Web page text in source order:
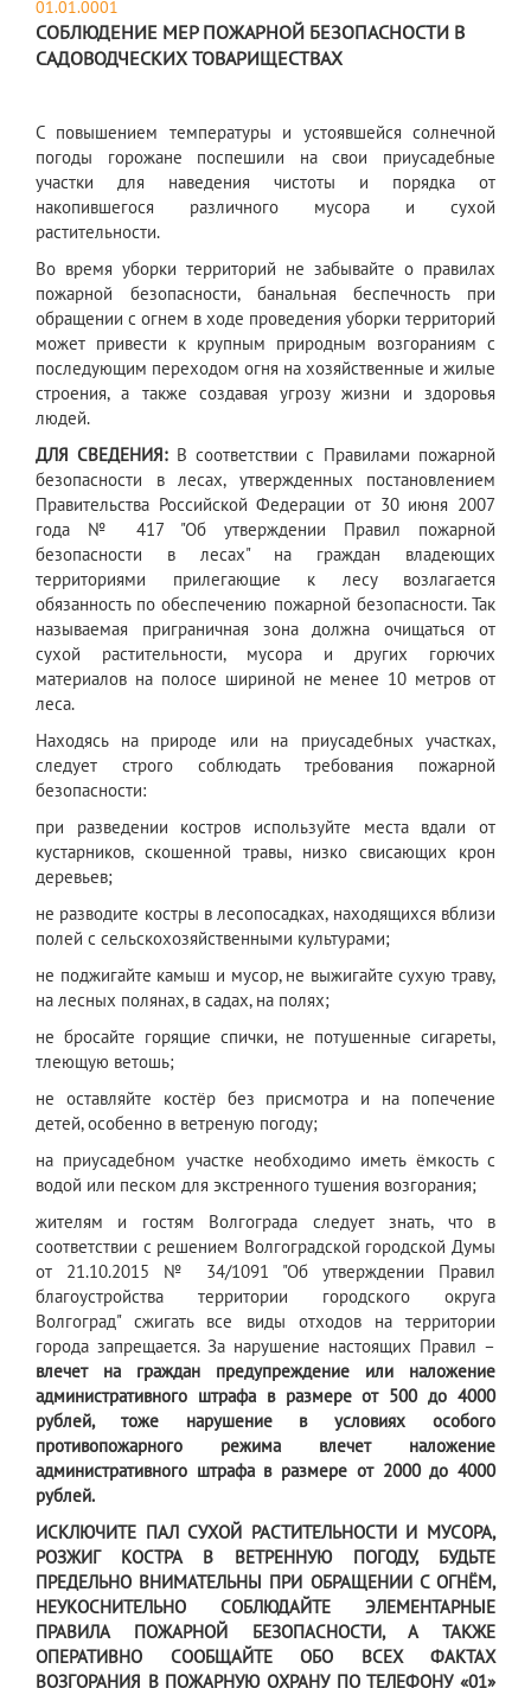
01.01.0001
СОБЛЮДЕНИЕ МЕР ПОЖАРНОЙ БЕЗОПАСНОСТИ В
САДОВОДЧЕСКИХ ТОВАРИЩЕСТВАХ
С повышением температуры и устоявшейся солнечной
погоды горожане поспешили на свои приусадебные
участки для наведения чистоты и порядка от
накопившегося различного мусора и сухой
растительности.
Во время уборки территорий не забывайте о правилах
пожарной безопасности, банальная беспечность при
обращении с огнем в ходе проведения уборки территорий
может привести к крупным природным возгораниям с
последующим переходом огня на хозяйственные и жилые
строения, а также создавая угрозу жизни и здоровья
людей.
ДЛЯ СВЕДЕНИЯ: В соответствии с Правилами пожарной
безопасности в лесах, утвержденных постановлением
Правительства Российской Федерации от 30 июня 2007
года № 417 "Об утверждении Правил пожарной
безопасности в лесах" на граждан владеющих
территориями прилегающие к лесу возлагается
обязанность по обеспечению пожарной безопасности. Так
называемая приграничная зона должна очищаться от
сухой растительности, мусора и других горючих
материалов на полосе шириной не менее 10 метров от
леса.
Находясь на природе или на приусадебных участках,
следует строго соблюдать требования пожарной
безопасности:
при разведении костров используйте места вдали от
кустарников, скошенной травы, низко свисающих крон
деревьев;
не разводите костры в лесопосадках, находящихся вблизи
полей с сельскохозяйственными культурами;
не поджигайте камыш и мусор, не выжигайте сухую траву,
на лесных полянах, в садах, на полях;
не бросайте горящие спички, не потушенные сигареты,
тлеющую ветошь;
не оставляйте костёр без присмотра и на попечение
детей, особенно в ветреную погоду;
на приусадебном участке необходимо иметь ёмкость с
водой или песком для экстренного тушения возгорания;
жителям и гостям Волгограда следует знать, что в
соответствии с решением Волгоградской городской Думы
от 21.10.2015 № 34/1091 "Об утверждении Правил
благоустройства территории городского округа
Волгоград" сжигать все виды отходов на территории
города запрещается. За нарушение настоящих Правил –
влечет на граждан предупреждение или наложение
административного штрафа в размере от 500 до 4000
рублей, тоже нарушение в условиях особого
противопожарного режима влечет наложение
административного штрафа в размере от 2000 до 4000
рублей.
ИСКЛЮЧИТЕ ПАЛ СУХОЙ РАСТИТЕЛЬНОСТИ И МУСОРА,
РОЗЖИГ КОСТРА В ВЕТРЕННУЮ ПОГОДУ, БУДЬТЕ
ПРЕДЕЛЬНО ВНИМАТЕЛЬНЫ ПРИ ОБРАЩЕНИИ С ОГНЁМ,
НЕУКОСНИТЕЛЬНО СОБЛЮДАЙТЕ ЭЛЕМЕНТАРНЫЕ
ПРАВИЛА ПОЖАРНОЙ БЕЗОПАСНОСТИ, А ТАКЖЕ
ОПЕРАТИВНО СООБЩАЙТЕ ОБО ВСЕХ ФАКТАХ
ВОЗГОРАНИЯ В ПОЖАРНУЮ ОХРАНУ ПО ТЕЛЕФОНУ «01»